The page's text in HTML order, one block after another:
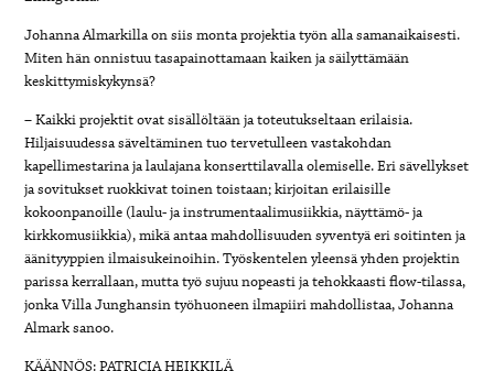
Johanna Almarkilla on siis monta projektia työn alla samanaikaisesti.
Miten hän onnistuu tasapainottamaan kaiken ja säilyttämään
keskittymiskykynsä?
– Kaikki projektit ovat sisällöltään ja toteutukseltaan erilaisia.
Hiljaisuudessa säveltäminen tuo tervetulleen vastakohdan
kapellimestarina ja laulajana konserttilavalla olemiselle. Eri sävellykset
ja sovitukset ruokkivat toinen toistaan; kirjoitan erilaisille
kokoonpanoille (laulu- ja instrumentaalimusiikkia, näyttämö- ja
kirkkomusiikkia), mikä antaa mahdollisuuden syventyä eri soitinten ja
äänityyppien ilmaisukeinoihin. Työskentelen yleensä yhden projektin
parissa kerrallaan, mutta työ sujuu nopeasti ja tehokkaasti flow-tilassa,
jonka Villa Junghansin työhuoneen ilmapiiri mahdollistaa, Johanna
Almark sanoo.
KÄÄNNÖS: PATRICIA HEIKKILÄ